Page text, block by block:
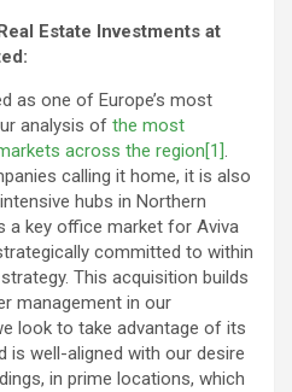
Estate Investments at
as one of Europe’s most
analysis of the most
across the region[1].
calling it home, it is also
hubs in Northern
a key office market for Aviva
committed to within
This acquisition builds
management in our
look to take advantage of its
is well-aligned with our desire
in prime locations, which